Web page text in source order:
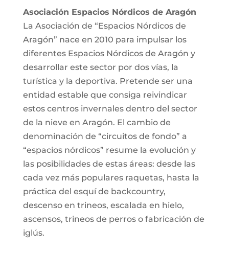
Asociación Espacios Nórdicos de Aragón
La Asociación de “Espacios Nórdicos de
Aragón” nace en 2010 para impulsar los
diferentes Espacios Nórdicos de Aragón y
desarrollar este sector por dos vías, la
turística y la deportiva. Pretende ser una
entidad estable que consiga reivindicar
estos centros invernales dentro del sector
de la nieve en Aragón. El cambio de
denominación de “circuitos de fondo” a
“espacios nórdicos” resume la evolución y
las posibilidades de estas áreas: desde las
cada vez más populares raquetas, hasta la
práctica del esquí de backcountry,
descenso en trineos, escalada en hielo,
ascensos, trineos de perros o fabricación de
iglús.